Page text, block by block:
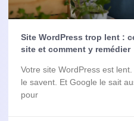
Site WordPress trop lent :
site et comment y remédier
Votre site WordPress est
le savent. Et Google le sait
pour